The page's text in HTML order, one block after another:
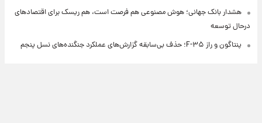
هشدار بانک جهانی؛ هوش مصنوعی هم فرصت است، هم ریسک برای اقتصادهای
درحال توسعه
پنتاگون و راز F-۳۵؛ حذف بی‌سابقه گزارش‌های عملکرد جنگنده‌های نسل پنجم